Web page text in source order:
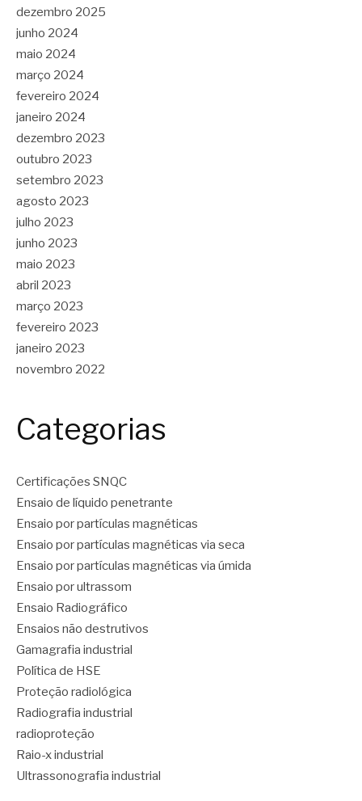
dezembro 2025
junho 2024
maio 2024
março 2024
fevereiro 2024
janeiro 2024
dezembro 2023
outubro 2023
setembro 2023
agosto 2023
julho 2023
junho 2023
maio 2023
abril 2023
março 2023
fevereiro 2023
janeiro 2023
novembro 2022
Categorias
Certificações SNQC
Ensaio de líquido penetrante
Ensaio por partículas magnéticas
Ensaio por partículas magnéticas via seca
Ensaio por partículas magnéticas via úmida
Ensaio por ultrassom
Ensaio Radiográfico
Ensaios não destrutivos
Gamagrafia industrial
Política de HSE
Proteção radiológica
Radiografia industrial
radioproteção
Raio-x industrial
Ultrassonografia industrial